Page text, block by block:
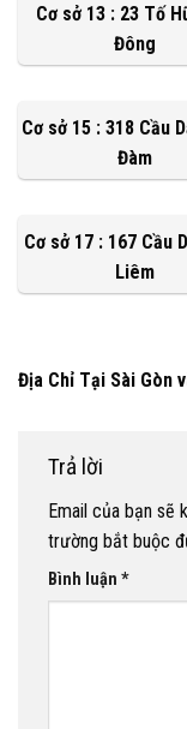
Cơ sở 13 : 23 Tố
Đông
Cơ sở 15 : 318 Cầu
Đàm
Cơ sở 17 : 167 Cầu
Liêm
Địa Chỉ Tại Sài Gòn
Trả lời
Email của bạn sẽ
trường bắt buộc
Bình luận *